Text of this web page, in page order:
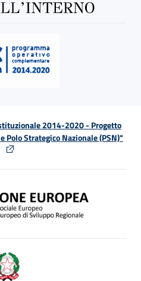
2014-2020 - Progetto
Strategico Nazionale (PSN)"